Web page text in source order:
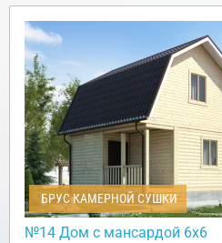
БРУС КАМЕРНОЙ СУШКИ
№14 Дом с мансардой 6х6